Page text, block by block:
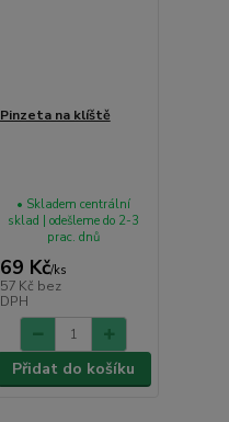
Pinzeta na klíště
69 Kč/ks
57 Kč bez
DPH
• Skladem centrální
sklad | odešleme do 2-3
prac. dnů
Přidat do košíku